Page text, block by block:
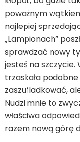
poważnym
najlepiej
„Lampionach”
sprawdzać nowy
jesteś na szczycie.
trzaskała
zaszufladkować,
Nudzi mnie to
właściwa
razem nową górę